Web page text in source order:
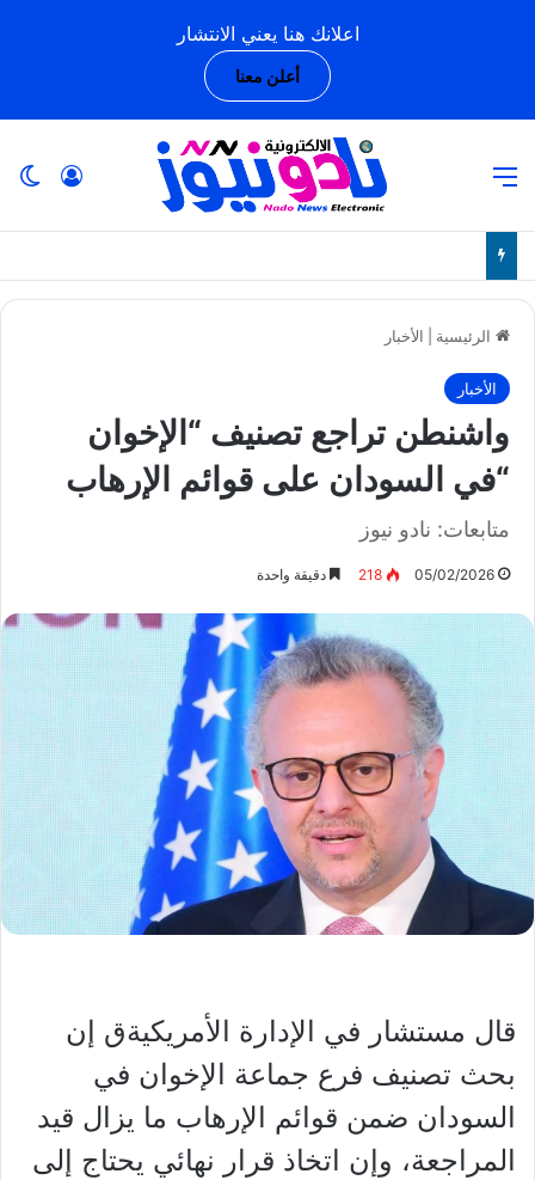
اعلانك هنا يعني الانتشار
أعلن معنا
الرئيسية الأخبار
الأخبار
واشنطن تراجع تصنيف “الإخوان
“في السودان على قوائم الإرهاب
متابعات: نادو نيوز
05/02/2026
218 دقيقة واحدة
قال مستشار في الإدارة الأمريكيةق إن
بحث تصنيف فرع جماعة الإخوان في
السودان ضمن قوائم الإرهاب ما يزال قيد
المراجعة، وإن اتخاذ قرار نهائي يحتاج إلى